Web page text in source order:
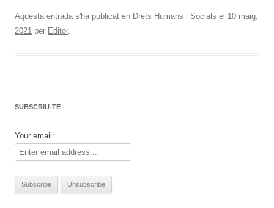
Aquesta entrada s'ha publicat en Drets Humans i Socials el 10 maig,
2021 per Editor.
SUBSCRIU-TE
Your email: